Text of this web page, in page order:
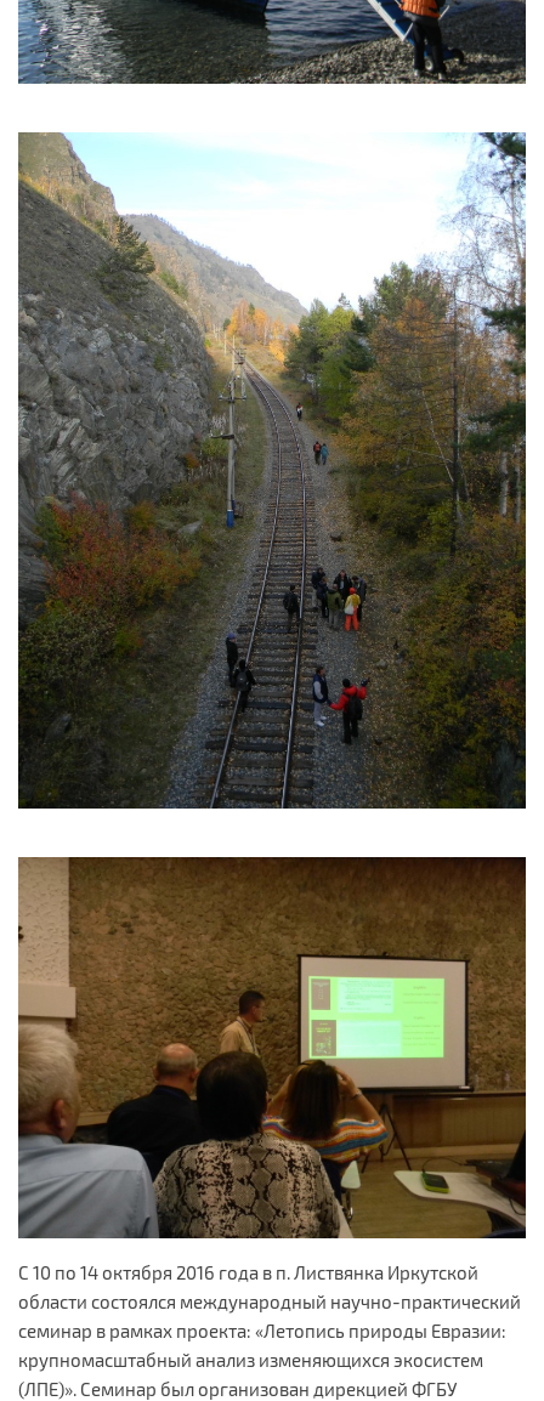
С 10 по 14 октября 2016 года в п. Листвянка Иркутской
области состоялся международный научно-практический
семинар в рамках проекта: «Летопись природы Евразии:
крупномасштабный анализ изменяющихся экосистем
(ЛПЕ)». Семинар был организован дирекцией ФГБУ